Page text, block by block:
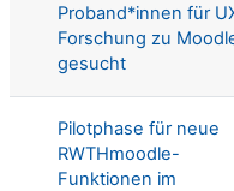
Proband*innen für
Forschung zu
gesucht
Pilotphase für neue
RWTHmoodle-
Funktionen im